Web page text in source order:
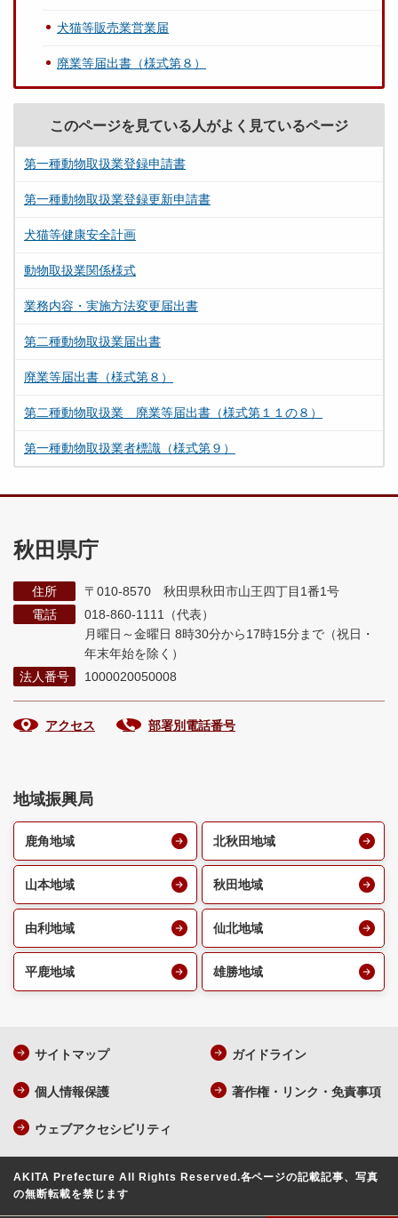
犬猫等販売業営業届
廃業等届出書（様式第８）
このページを見ている人がよく見ているページ
第一種動物取扱業登録申請書
第一種動物取扱業登録更新申請書
犬猫等健康安全計画
動物取扱業関係様式
業務内容・実施方法変更届出書
第二種動物取扱業届出書
廃業等届出書（様式第８）
第二種動物取扱業 廃業等届出書（様式第１１の８）
第一種動物取扱業者標識（様式第９）
秋田県庁
住所
〒010-8570 秋田県秋田市山王四丁目1番1号
電話
018-860-1111（代表）
月曜日～金曜日 8時30分から17時15分まで （祝日・
年末年始を除く）
法人番号
1000020050008
アクセス 部署別電話番号
地域振興局
鹿角地域 北秋田地域
山本地域 秋田地域
由利地域 仙北地域
平鹿地域 雄勝地域
サイトマップ ガイドライン
個人情報保護 著作権・リンク・免責事項
ウェブアクセシビリティ
AKITA Prefecture All Rights Reserved.各ページの記載記事、写真
の無断転載を禁じます